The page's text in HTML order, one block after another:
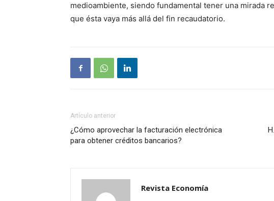
medioambiente, siendo fundamental tener una mirada
que ésta vaya más allá del fin recaudatorio.
Artículo anterior
¿Cómo aprovechar la facturación electrónica
para obtener créditos bancarios?
Revista Economía